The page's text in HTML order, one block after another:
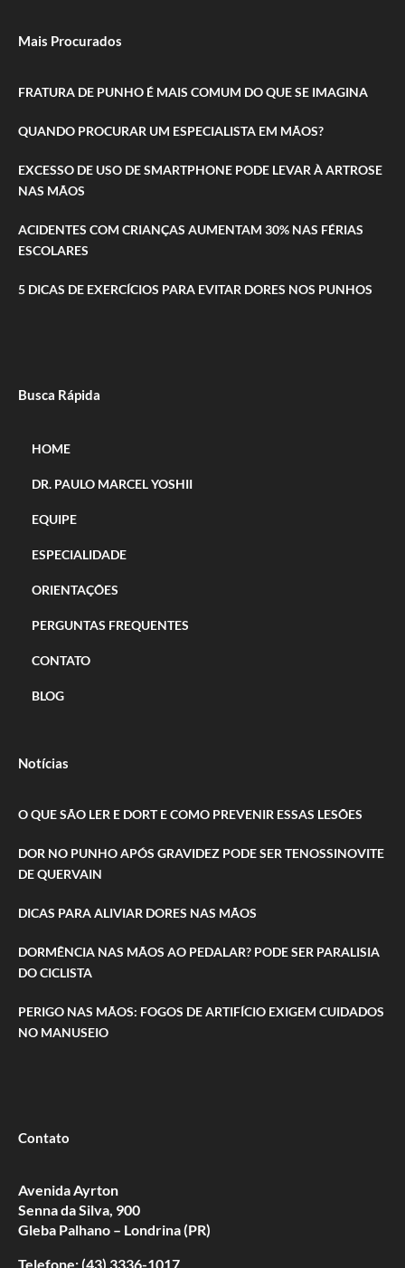
Mais Procurados
FRATURA DE PUNHO É MAIS COMUM DO QUE SE IMAGINA
QUANDO PROCURAR UM ESPECIALISTA EM MÃOS?
EXCESSO DE USO DE SMARTPHONE PODE LEVAR À ARTROSE
NAS MÃOS
ACIDENTES COM CRIANÇAS AUMENTAM 30% NAS FÉRIAS
ESCOLARES
5 DICAS DE EXERCÍCIOS PARA EVITAR DORES NOS PUNHOS
Busca Rápida
HOME
DR. PAULO MARCEL YOSHII
EQUIPE
ESPECIALIDADE
ORIENTAÇÕES
PERGUNTAS FREQUENTES
CONTATO
BLOG
Notícias
O QUE SÃO LER E DORT E COMO PREVENIR ESSAS LESÕES
DOR NO PUNHO APÓS GRAVIDEZ PODE SER TENOSSINOVITE
DE QUERVAIN
DICAS PARA ALIVIAR DORES NAS MÃOS
DORMÊNCIA NAS MÃOS AO PEDALAR? PODE SER PARALISIA
DO CICLISTA
PERIGO NAS MÃOS: FOGOS DE ARTIFÍCIO EXIGEM CUIDADOS
NO MANUSEIO
Contato
Avenida Ayrton
Senna da Silva, 900
Gleba Palhano – Londrina (PR)
Telefone: (43) 3336-1017